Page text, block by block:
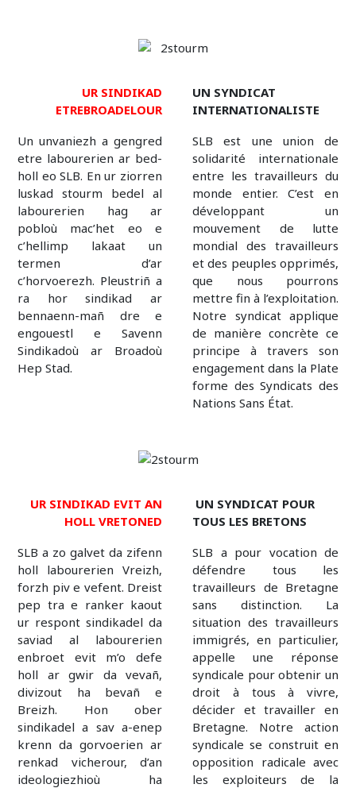
UR SINDIKAD
ETREBROADELOUR
UN SYNDICAT
INTERNATIONALISTE
Un unvaniezh a gengred
etre labourerien ar bed-
holl eo SLB. En ur ziorren
luskad stourm bedel al
labourerien hag ar
pobloù mac’het eo e
c’hellimp lakaat un
termen d’ar
c’horvoerezh. Pleustriñ a
ra hor sindikad ar
bennaenn-mañ dre e
engouestl e Savenn
Sindikadoù ar Broadoù
Hep Stad.
SLB est une union de
solidarité internationale
entre les travailleurs du
monde entier. C’est en
développant un
mouvement de lutte
mondial des travailleurs
et des peuples opprimés,
que nous pourrons
mettre fin à l’exploitation.
Notre syndicat applique
de manière concrète ce
principe à travers son
engagement dans la Plate
forme des Syndicats des
Nations Sans État.
UR SINDIKAD EVIT AN
HOLL VRETONED
UN SYNDICAT POUR
TOUS LES BRETONS
SLB a zo galvet da zifenn
holl labourerien Vreizh,
forzh piv e vefent. Dreist
pep tra e ranker kaout
ur respont sindikadel da
saviad al labourerien
enbroet evit m’o defe
holl ar gwir da vevañ,
divizout ha bevañ e
Breizh. Hon ober
sindikadel a sav a-enep
krenn da gorvoerien ar
renkad vicherour, d’an
ideologiezhioù ha
SLB a pour vocation de
défendre tous les
travailleurs de Bretagne
sans distinction. La
situation des travailleurs
immigrés, en particulier,
appelle une réponse
syndicale pour obtenir un
droit à tous à vivre,
décider et travailler en
Bretagne. Notre action
syndicale se construit en
opposition radicale avec
les exploiteurs de la